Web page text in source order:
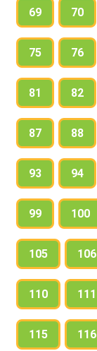
69 70
75 76
81 82
87 88
93 94
99 100
105 106
110 111
115 116